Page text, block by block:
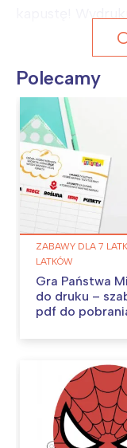
Polecamy
ZABAWY DLA 7
LATKÓW
Gra Państwa
do druku –
pdf do